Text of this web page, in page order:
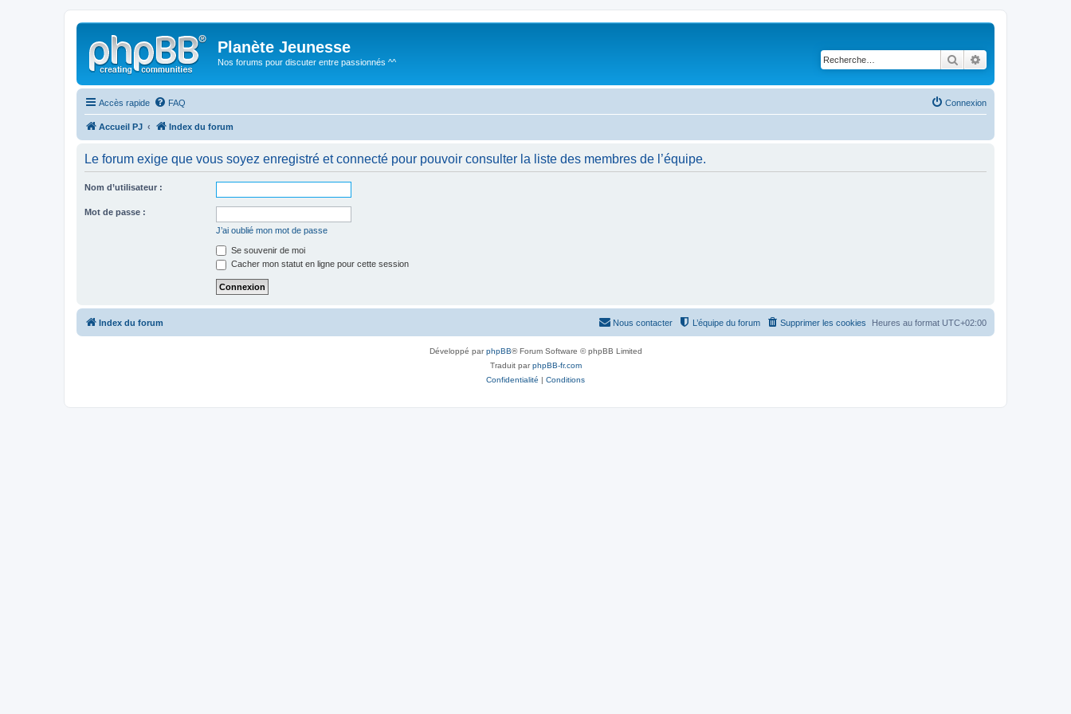
Planète Jeunesse
Nos forums pour discuter entre passionnés ^^ Rechercher
Accès rapide FAQ Connexion
Accueil PJ Index du forum
Le forum exige que vous soyez enregistré et connecté pour pouvoir consulter la liste des membres de l’équipe.
Nom d’utilisateur :
Mot de passe :
J’ai oublié mon mot de passe
Se souvenir de moi
Cacher mon statut en ligne pour cette session
Index du forum Heures au format UTC+02:00
Supprimer les cookies
L’équipe du forum
Nous contacter
Développé parphpBB® Forum Software © phpBB Limited
Traduit parphpBB-fr.com
Confidentialité | Conditions